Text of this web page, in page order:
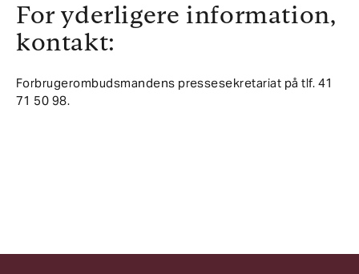
For yderligere information,
kontakt:
Forbrugerombudsmandens pressesekretariat på tlf. 41
71 50 98.